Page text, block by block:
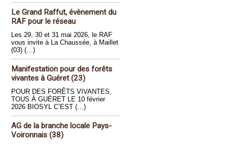
Le Grand Raffut, évènement du
RAF pour le réseau
Les 29, 30 et 31 mai 2026, le RAF
vous invite à La Chaussée, à Maillet
(03) (…)
Manifestation pour des forêts
vivantes à Guéret (23)
POUR DES FORÊTS VIVANTES,
TOUS À GUÉRET LE 10 février
2026 BIOSYL C’EST (…)
AG de la branche locale Pays-
Voironnais (38)